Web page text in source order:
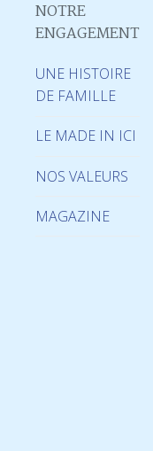
NOTRE
ENGAGEMENT
UNE HISTOIRE
DE FAMILLE
LE MADE IN ICI
NOS VALEURS
MAGAZINE